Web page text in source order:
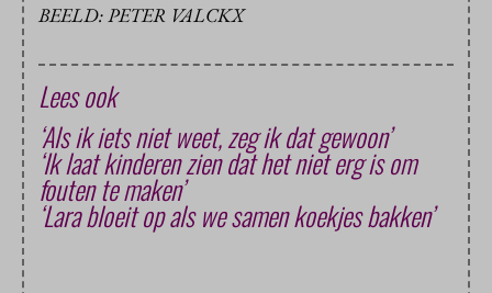
BEELD: PETER VALCKX
Lees ook
‘Als ik iets niet weet, zeg ik dat gewoon’
‘Ik laat kinderen zien dat het niet erg is om
fouten te maken’
‘Lara bloeit op als we samen koekjes bakken’